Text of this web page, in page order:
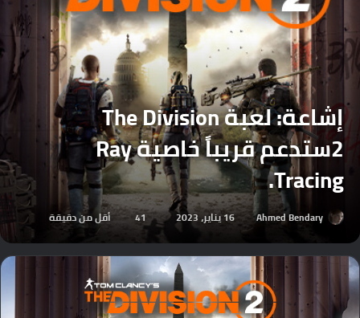
إشاعة: لعبة The Division
2ستدعم قريباً خاصية Ray
Tracing.
Ahmed Bendary 16 يناير، 2023 41 أقل من دقيقة